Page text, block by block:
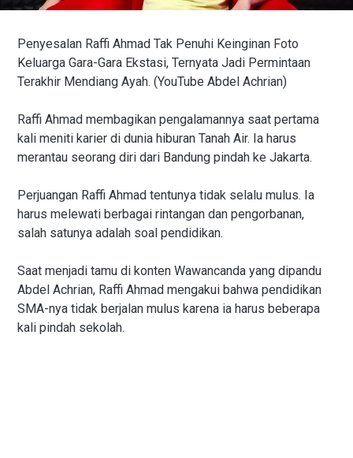
Penyesalan Raffi Ahmad Tak Penuhi Keinginan Foto
Keluarga Gara-Gara Ekstasi, Ternyata Jadi Permintaan
Terakhir Mendiang Ayah. (YouTube Abdel Achrian)
Raffi Ahmad membagikan pengalamannya saat pertama
kali meniti karier di dunia hiburan Tanah Air. Ia harus
merantau seorang diri dari Bandung pindah ke Jakarta.
Perjuangan Raffi Ahmad tentunya tidak selalu mulus. Ia
harus melewati berbagai rintangan dan pengorbanan,
salah satunya adalah soal pendidikan.
Saat menjadi tamu di konten Wawancanda yang dipandu
Abdel Achrian, Raffi Ahmad mengakui bahwa pendidikan
SMA-nya tidak berjalan mulus karena ia harus beberapa
kali pindah sekolah.